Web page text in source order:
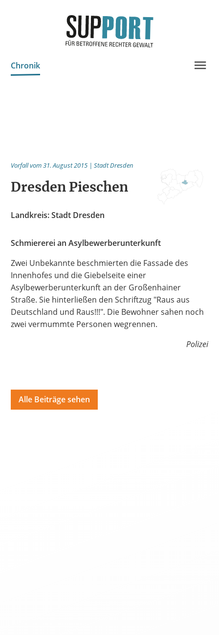
Chronik
Publikationen
Bildungsangebote
Deutsch العربية Český English
Italiano
Kurdí فارسی Polski
Português
Русский
Español ትግርኛ Türkçe Việt
Vorfall vom 31. August 2015 | Stadt Dresden
Dresden Pieschen
Landkreis: Stadt Dresden
Schmiererei an Asylbewerberunterkunft
Zwei Unbekannte beschmierten die Fassade des
Innenhofes und die Giebelseite einer
Asylbewerberunterkunft an der Großenhainer
Straße. Sie hinterließen den Schriftzug "Raus aus
Deutschland und Raus!!!". Die Bewohner sahen noch
zwei vermummte Personen wegrennen.
Polizei
Alle Beiträge sehen